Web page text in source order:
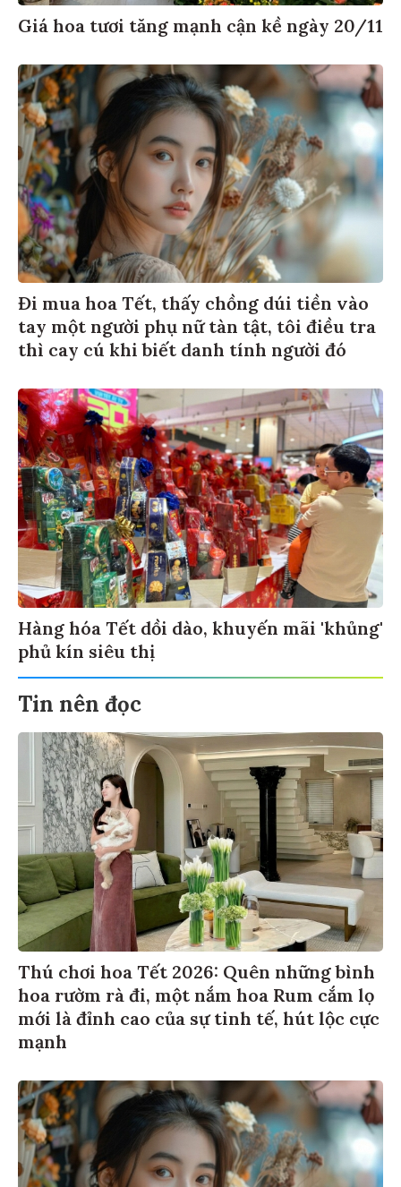
Giá hoa tươi tăng mạnh cận kề ngày 20/11
Đi mua hoa Tết, thấy chồng dúi tiền vào
tay một người phụ nữ tàn tật, tôi điều tra
thì cay cú khi biết danh tính người đó
Hàng hóa Tết dồi dào, khuyến mãi 'khủng'
phủ kín siêu thị
Tin nên đọc
Thú chơi hoa Tết 2026: Quên những bình
hoa rườm rà đi, một nắm hoa Rum cắm lọ
mới là đỉnh cao của sự tinh tế, hút lộc cực
mạnh